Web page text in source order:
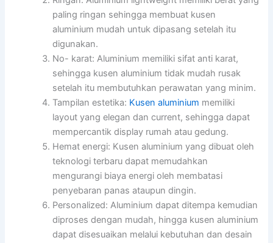
paling ringan sehingga membuat kusen
aluminium mudah untuk dipasang setelah itu
digunakan.
No- karat: Aluminium memiliki sifat anti karat,
sehingga kusen aluminium tidak mudah rusak
setelah itu membutuhkan perawatan yang minim.
Tampilan estetika: Kusen aluminium memiliki
layout yang elegan dan current, sehingga dapat
mempercantik display rumah atau gedung.
Hemat energi: Kusen aluminium yang dibuat oleh
teknologi terbaru dapat memudahkan
mengurangi biaya energi oleh membatasi
penyebaran panas ataupun dingin.
Personalized: Aluminium dapat ditempa kemudian
diproses dengan mudah, hingga kusen aluminium
dapat disesuaikan melalui kebutuhan dan desain